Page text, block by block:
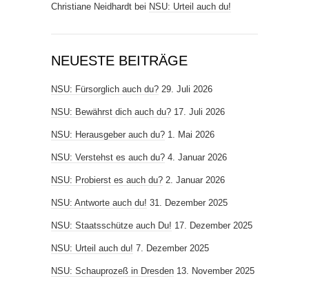
Christiane Neidhardt bei NSU: Urteil auch du!
NEUESTE BEITRÄGE
NSU: Fürsorglich auch du? 29. Juli 2026
NSU: Bewährst dich auch du? 17. Juli 2026
NSU: Herausgeber auch du? 1. Mai 2026
NSU: Verstehst es auch du? 4. Januar 2026
NSU: Probierst es auch du? 2. Januar 2026
NSU: Antworte auch du! 31. Dezember 2025
NSU: Staatsschütze auch Du! 17. Dezember 2025
NSU: Urteil auch du! 7. Dezember 2025
NSU: Schauprozeß in Dresden 13. November 2025